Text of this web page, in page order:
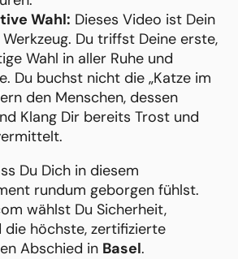
Wahl: Dieses Video ist Dein
Du triffst Deine erste,
Wahl in aller Ruhe und
Du buchst nicht die „Katze im
den Menschen, dessen
Klang Dir bereits Trost und
Du Dich in diesem
rundum geborgen fühlst.
wählst Du Sicherheit,
die höchste, zertifizierte
Abschied in Basel.